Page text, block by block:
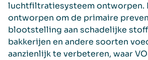
luchtfiltratiesysteem ontworpen.
ontworpen om de primaire
blootstelling aan schadelijke
bakkerijen en andere soorten
aanzienlijk te verbeteren, waar